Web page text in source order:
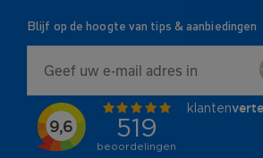
Blijf op de hoogte van tips & aanbiedingen